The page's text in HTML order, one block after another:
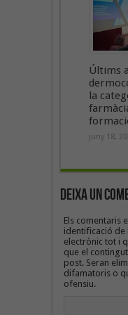
Últims
la
juny 18,
Deixa un
Els comentaris
identificació de
electrònic tot i
que el
post. Seran
difamatoris o
ofensiu.